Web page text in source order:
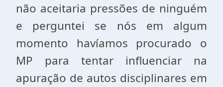
não aceitaria pressões de ninguém
e perguntei se nós em algum
momento havíamos procurado o
MP para tentar influenciar na
apuração de autos disciplinares em